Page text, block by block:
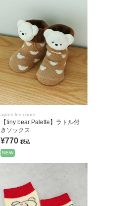
apres les cours
【tiny bear Palette】ラトル付
きソックス
¥770 税込
NEW